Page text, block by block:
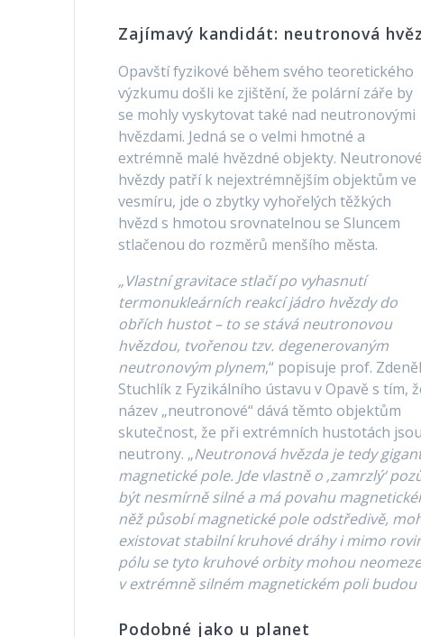
Zajímavý kandidát: neutronová
Opavští fyzikové během svého teoretického
výzkumu došli ke zjištění, že polární záře by
se mohly vyskytovat také nad neutronovými
hvězdami. Jedná se o velmi hmotné a
extrémně malé hvězdné objekty. Neutronové
hvězdy patří k nejextrémnějším objektům ve
vesmíru, jde o zbytky vyhořelých těžkých
hvězd s hmotou srovnatelnou se Sluncem
stlačenou do rozměrů menšího města.
„Vlastní gravitace stlačí po vyhasnutí
termonukleárních reakcí jádro hvězdy do
obřích hustot – to se stává neutronovou
hvězdou, tvořenou tzv. degenerovaným
neutronovým plynem,“ popisuje prof.
Stuchlík z Fyzikálního ústavu v Opavě s tím,
název „neutronové“ dává těmto objektům
skutečnost, že při extrémních hustotách
neutrony. „Neutronová hvězda je tedy
magnetické pole. Jde vlastně o ‚zamrzlý‘
být nesmírně silné a má povahu
něž působí magnetické pole odstředivě,
existovat stabilní kruhové dráhy i mimo
pólu se tyto kruhové orbity mohou
v extrémně silném magnetickém poli
Podobné jako u planet